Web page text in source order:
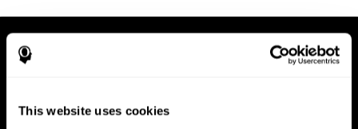
This website uses cookies